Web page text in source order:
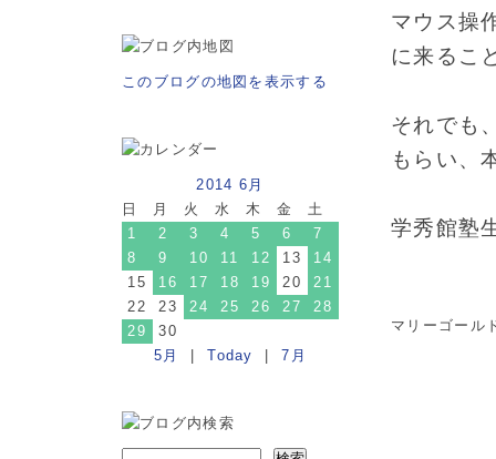
マウス操
に来るこ
それでも
もらい、
学秀館塾
マリーゴール
このブログの地図を表示する
2014 6月
日
月 火 水 木 金
土
1
2 3 4 5 6
7
8
9 10 11 12 13
14
15
16 17 18 19 20
21
22
23 24 25 26 27
28
29
30
5月
|Today |7月